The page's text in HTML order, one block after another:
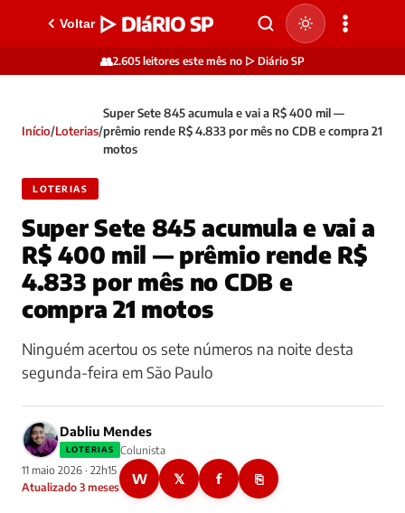
Voltar ▷ DIáRIO SP
👥2.605 leitores este mês no ▷ Diário SP
Início/Loterias/
Super Sete 845 acumula e vai a R$ 400 mil —
prêmio rende R$ 4.833 por mês no CDB e compra 21
motos
LOTERIAS
Super Sete 845 acumula e vai a
R$ 400 mil — prêmio rende R$
4.833 por mês no CDB e
compra 21 motos
Ninguém acertou os sete números na noite desta
segunda-feira em São Paulo
Dabliu Mendes
LOTERIAS
Colunista
11 maio 2026 · 22h15
Atualizado 3 meses
W 𝕏 f ⎘